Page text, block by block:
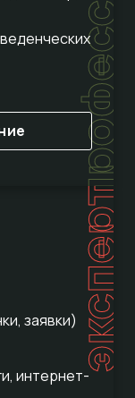
эксперт
заявки)
интернет-